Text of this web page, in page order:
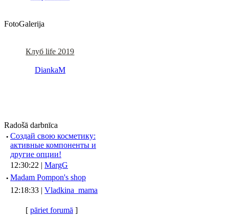
FotoGalerija
Клуб life 2019
DiankaM
Radošā darbnīca
· Создай свою косметику:
активные компоненты и
другие опции!
12:30:22 | MargG
· Madam Pompon's shop
12:18:33 | Vladkina_mama
[ pāriet forumā ]